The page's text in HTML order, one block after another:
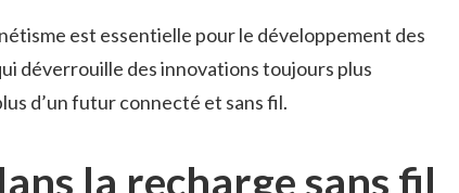
est essentielle pour le développement des
déverrouille des innovations toujours plus
d’un futur connecté et sans fil.
la recharge sans fil